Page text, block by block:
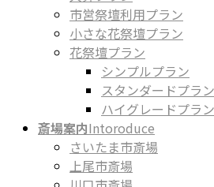
市営祭壇利用プラン
小さな花祭壇プラン
花祭壇プラン
シンプルプラン
スタンダードプラン
ハイグレードプラン
斎場案内Intoroduce
さいたま市斎場
上尾市斎場